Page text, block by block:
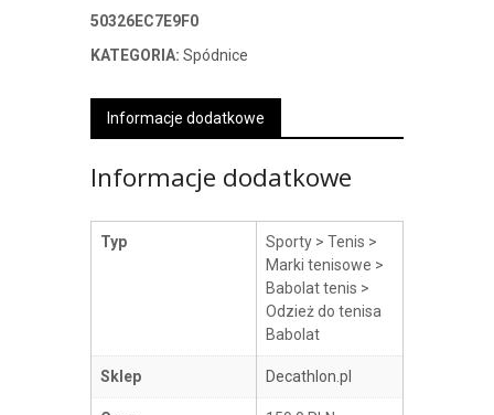
50326EC7E9F0
KATEGORIA: Spódnice
Informacje dodatkowe
Informacje dodatkowe
Typ
Sporty > Tenis >
Marki tenisowe >
Babolat tenis >
Odzież do tenisa
Babolat
Sklep Decathlon.pl